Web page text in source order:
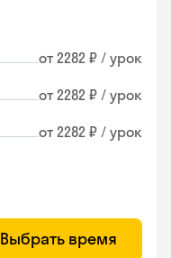
от 2282 ₽ / урок
от 2282 ₽ / урок
от 2282 ₽ / урок
Выбрать время